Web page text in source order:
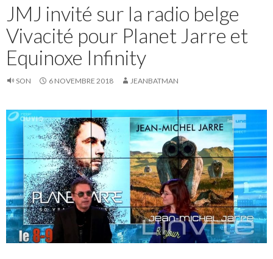
JMJ invité sur la radio belge
Vivacité pour Planet Jarre et
Equinoxe Infinity
SON 6 NOVEMBRE 2018 JEANBATMAN